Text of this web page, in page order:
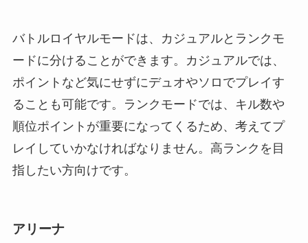
バトルロイヤルモードは、カジュアルとランクモ
ードに分けることができます。カジュアルでは、
ポイントなど気にせずにデュオやソロでプレイす
ることも可能です。ランクモードでは、キル数や
順位ポイントが重要になってくるため、考えてプ
レイしていかなければなりません。高ランクを目
指したい方向けです。
アリーナ